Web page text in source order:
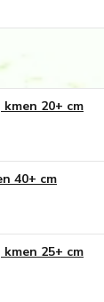
20+ cm
40+ cm
25+ cm